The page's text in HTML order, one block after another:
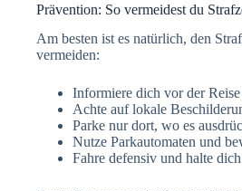
Prävention: So vermeidest du
Am besten ist es natürlich, den
vermeiden:
Informiere dich vor der
Achte auf lokale
Parke nur dort, wo es
Nutze Parkautomaten und
Fahre defensiv und halte